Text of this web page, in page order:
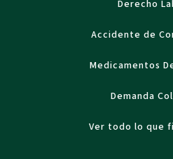
Derecho
Accidente de
Medicamentos
Demanda
Ver todo lo que